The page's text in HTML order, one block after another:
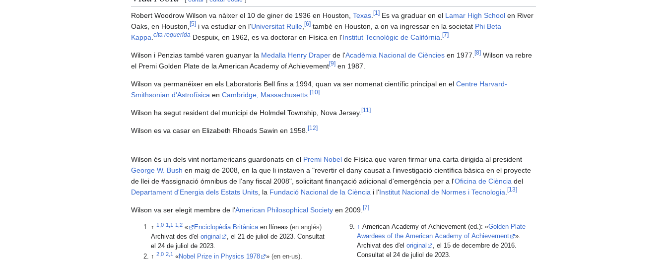
Robert Woodrow Wilson va nàixer el 10 de giner de 1936 en Houston, Texas [1 ] Es va graduar en el Lamar High School en River
Oaks, en Houston, [5] i va estudiar en l'Universitat Rulle [6] també en Houston, a on va ingressar en la societat Phi Beta
Kappa cita requerida Despuix, en 1962, es va doctorar en Física en l'Institut Tecnològic de Califòrnia [7]
Wilson i Penzias també varen guanyar la Medalla Henry Draper de l'Acadèmia Nacional de Ciències en 1977. [8] Wilson va rebre
el Premi Golden Plate de la American Academy of Achievement[9] en 1987.
Wilson va permanéixer en els Laboratoris Bell fins a 1994, quan va ser nomenat científic principal en el Centre Harvard-
Smithsonian d'Astrofísica en Cambridge, Massachusetts [10]
Wilson ha segut resident del municipi de Holmdel Township, Nova Jersey. [11 ]
Wilson es va casar en Elizabeth Rhoads Sawin en 1958. [12]
Wilson és un dels vint nortamericans guardonats en el Premi Nobel de Física que varen firmar una carta dirigida al president
George W. Bush en maig de 2008, en la que li instaven a "revertir el dany causat a l'investigació científica bàsica en el proyecte
de llei de #assignació ómnibus de l'any fiscal 2008", solicitant finançació adicional d'emergència per a l'Oficina de Ciència del
Departament d'Energia dels Estats Units , la Fundació Nacional de la Ciència i l'Institut Nacional de Normes i Tecnologia [13]
Wilson va ser elegit membre de l'American Philosophical Society en 2009. [7]
↑1,0 1,1 1,2 « Enciclopèdia Britànicaen llínea»(en anglés).
Archivat des d'eloriginal
, el 21 de juliol de 2023. Consultat
el 24 de juliol de 2023.
↑2,0 2,1 «Nobel Prize in Physics 1978 »(en en-us).
↑ American Academy of Achievement (ed.): «Golden Plate
Awardees of the American Academy of Achievement
».
Archivat des d'eloriginal
, el 15 de decembre de 2016.
Consultat el 24 de juliol de 2023.